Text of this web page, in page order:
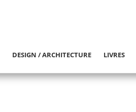
DESIGN / ARCHITECTURE LIVRES